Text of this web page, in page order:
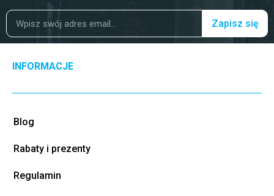
Zapisz się
INFORMACJE
Blog
Rabaty i prezenty
Regulamin